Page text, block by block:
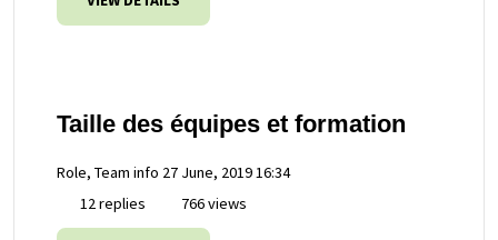
Taille des équipes et formation
Role, Team info 27 June, 2019 16:34
12 replies
766 views